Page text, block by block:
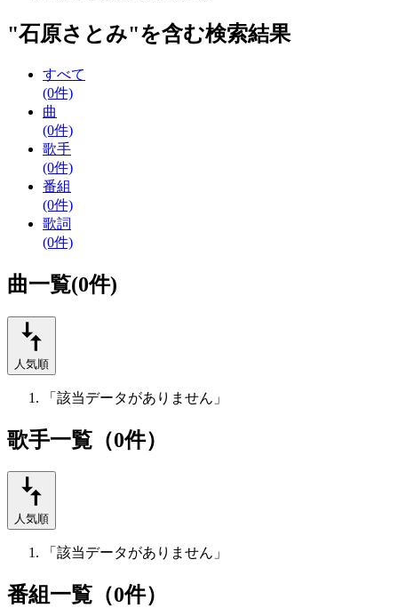
"石原さとみ"を含む検索結果
すべて
(0件)
曲
(0件)
歌手
(0件)
番組
(0件)
歌詞
(0件)
曲一覧(0件)
人気順
「該当データがありません」
歌手一覧（0件）
人気順
「該当データがありません」
番組一覧（0件）